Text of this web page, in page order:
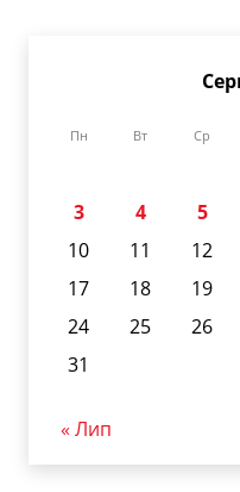
Пн Вт Ср
3
4 5
10
11 12
17
18 19
24
25 26
31
« Лип